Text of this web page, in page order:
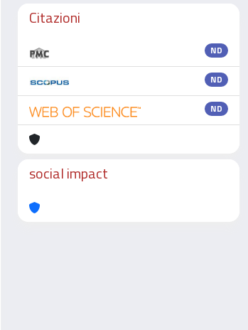
Citazioni
ND
ND
ND
social impact